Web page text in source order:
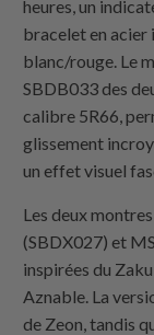
heures, un
bracelet en
blanc/rouge. Le
SBDB033 des
calibre 5R66,
glissement
un effet visuel
Les deux
(SBDX027) et
inspirées du
Aznable. La
de Zeon, tandis